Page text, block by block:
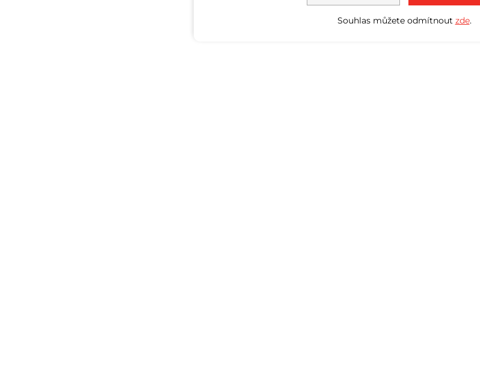
Souhlas můžete odmítnout zde.